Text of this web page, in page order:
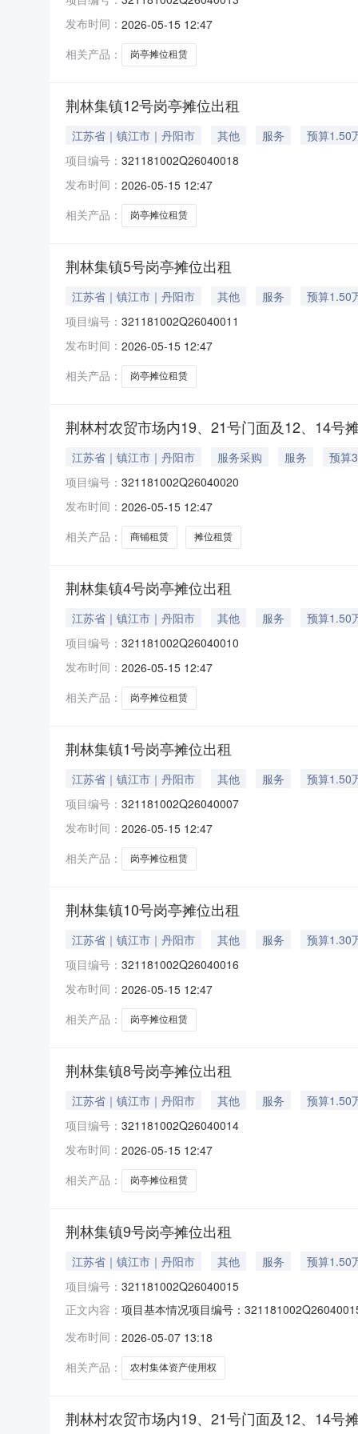
发布时间： 2026-05-15 12:47
相关产品：
岗亭摊位租赁
荆林集镇12号岗亭摊位出租
江苏省｜镇江市｜丹阳市 其他 服务
预算1.50
项目编号： 321181002Q26040018
发布时间： 2026-05-15 12:47
相关产品：
岗亭摊位租赁
荆林集镇5号岗亭摊位出租
江苏省｜镇江市｜丹阳市 其他 服务
预算1.50
项目编号： 321181002Q26040011
发布时间： 2026-05-15 12:47
相关产品：
岗亭摊位租赁
荆林村农贸市场内19、21号门面及12、14号
江苏省｜镇江市｜丹阳市 服务采购 服务
预算
项目编号： 321181002Q26040020
发布时间： 2026-05-15 12:47
相关产品：
商铺租赁 摊位租赁
荆林集镇4号岗亭摊位出租
江苏省｜镇江市｜丹阳市 其他 服务
预算1.50
项目编号： 321181002Q26040010
发布时间： 2026-05-15 12:47
相关产品：
岗亭摊位租赁
荆林集镇1号岗亭摊位出租
江苏省｜镇江市｜丹阳市 其他 服务
预算1.50
项目编号： 321181002Q26040007
发布时间： 2026-05-15 12:47
相关产品：
岗亭摊位租赁
荆林集镇10号岗亭摊位出租
江苏省｜镇江市｜丹阳市 其他 服务
预算1.30
项目编号： 321181002Q26040016
发布时间： 2026-05-15 12:47
相关产品：
岗亭摊位租赁
荆林集镇8号岗亭摊位出租
江苏省｜镇江市｜丹阳市 其他 服务
预算1.50
项目编号： 321181002Q26040014
发布时间： 2026-05-15 12:47
相关产品：
岗亭摊位租赁
荆林集镇9号岗亭摊位出租
江苏省｜镇江市｜丹阳市 其他 服务
预算1.50
项目编号： 321181002Q26040015
正文内容： 项目基本情况项目编号：
12.00平方米质量等级：--利用现状：--项目描
发布时间： 2026-05-07 13:18
相关产品：
农村集体资产使用权
荆林村农贸市场内19、21号门面及12、14号